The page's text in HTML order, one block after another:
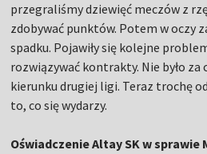
przegraliśmy dziewięć meczów z
zdobywać punktów. Potem w oczy
spadku. Pojawiły się kolejne
rozwiązywać kontrakty. Nie było za
kierunku drugiej ligi. Teraz trochę
to, co się wydarzy.
Oświadczenie Altay SK w sprawie